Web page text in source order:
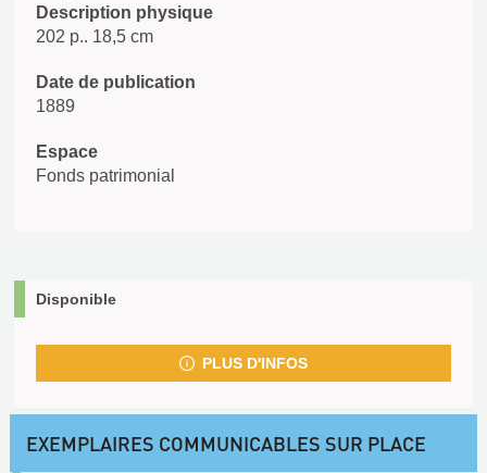
Description physique
202 p.. 18,5 cm
Date de publication
1889
Espace
Fonds patrimonial
Disponible
PLUS D'INFOS
EXEMPLAIRES COMMUNICABLES SUR PLACE